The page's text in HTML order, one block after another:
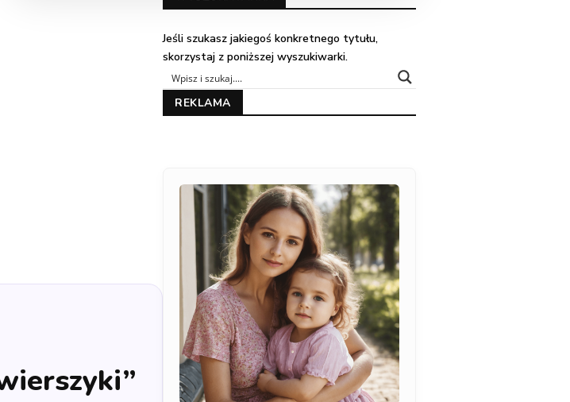
Jeśli szukasz jakiegoś konkretnego tytułu,
skorzystaj z poniższej wyszukiwarki.
REKLAMA